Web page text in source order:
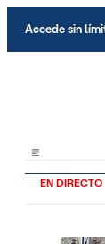
Accede sin
EN DIRECTO